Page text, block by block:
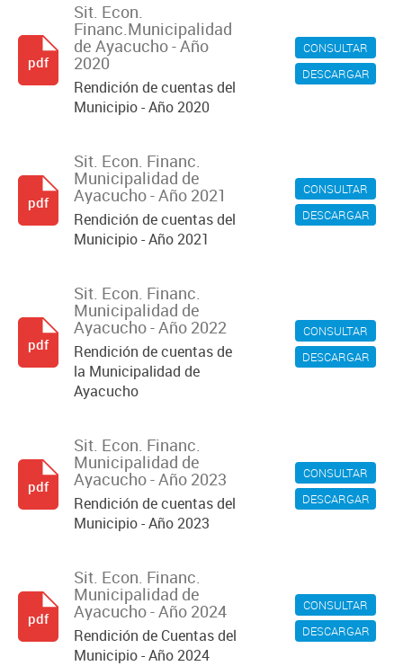
CONSULTAR
DESCARGAR
Sit. Econ.
Financ.Municipalidad
de Ayacucho - Año
2020
Rendición de cuentas del
Municipio - Año 2020
pdf
CONSULTAR
DESCARGAR
Sit. Econ. Financ.
Municipalidad de
Ayacucho - Año 2021
Rendición de cuentas del
Municipio - Año 2021
pdf
CONSULTAR
DESCARGAR
Sit. Econ. Financ.
Municipalidad de
Ayacucho - Año 2022
Rendición de cuentas de
la Municipalidad de
Ayacucho
pdf
CONSULTAR
DESCARGAR
Sit. Econ. Financ.
Municipalidad de
Ayacucho - Año 2023
Rendición de cuentas del
Municipio - Año 2023
pdf
CONSULTAR
DESCARGAR
Sit. Econ. Financ.
Municipalidad de
Ayacucho - Año 2024
Rendición de Cuentas del
Municipio - Año 2024
pdf